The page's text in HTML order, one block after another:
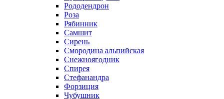
Рододендрон
Роза
Рябинник
Самшит
Сирень
Смородина альпийская
Снежноягодник
Спирея
Стефанандра
Форзиция
Чубушник